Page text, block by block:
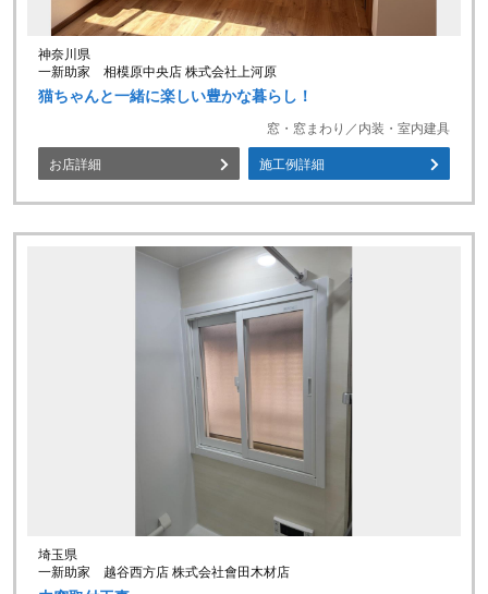
神奈川県
一新助家 相模原中央店 株式会社上河原
猫ちゃんと一緒に楽しい豊かな暮らし！
窓・窓まわり／内装・室内建具
お店詳細 施工例詳細
埼玉県
一新助家 越谷西方店 株式会社會田木材店